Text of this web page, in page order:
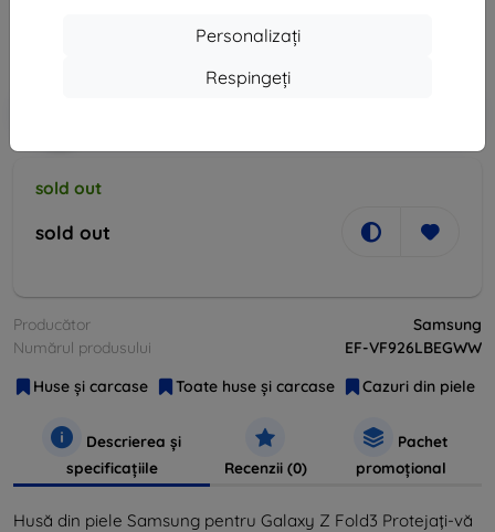
Personalizați
Respingeți
sold out
sold out
Producător
Samsung
Numărul produsului
EF-VF926LBEGWW
Huse și carcase
Toate huse și carcase Cazuri din piele
Descrierea și
specificațiile
Recenzii (0)
Pachet
promoțional
Husă din piele Samsung pentru Galaxy Z Fold3 Protejați-vă